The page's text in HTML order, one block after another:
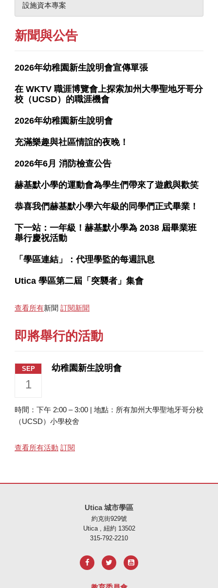
設施資本專案
新聞與公告
2026年幼稚園新生說明會宣傳單張
在 WKTV 職涯博覽會上探索加州大學聖地牙哥分
校（UCSD）的職涯機會
2026年幼稚園新生說明會
充滿樂趣與社區情誼的夜晚！
2026年6月 消防檢查公告
赫基默小學的運動會為學生們帶來了遊戲與歡笑
恭喜我們赫基默小學六年級的同學們正式畢業！
下一站：一年級！赫基默小學為 2038 屆畢業班
舉行慶祝活動
「學區連結」：代理學監的每週訊息
Utica 學區第二屆「突襲者」集會
查看所有新聞 訂閱新聞
即將舉行的活動
SEP
1
幼稚園新生說明會
時間：下午 2:00 – 3:00 | 地點：所有加州大學聖地牙哥分校
（UCSD）小學校舍
查看所有活動 訂閱
Utica 城市學區
約克街929號
Utica , 紐約 13502
315-792-2210